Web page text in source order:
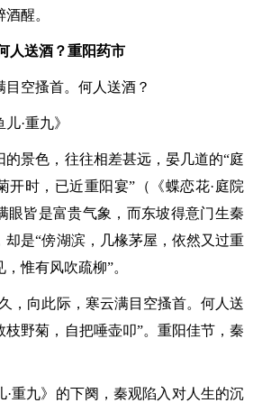
醒。
人送酒？重阳药市
空搔首。何人送酒？
重九》
景色，往往相差甚远，晏几道的“庭
开时，已近重阳宴” （《蝶恋花·庭院
眼皆是富贵气象，而东坡得意门生秦
却是“傍湖滨，几椽茅屋，依然又过重
，惟有风吹疏柳”。
，向此际，寒云满目空搔首。何人送
枝野菊，自把唾壶叩”。重阳佳节，秦
九》的下阕，秦观陷入对人生的沉